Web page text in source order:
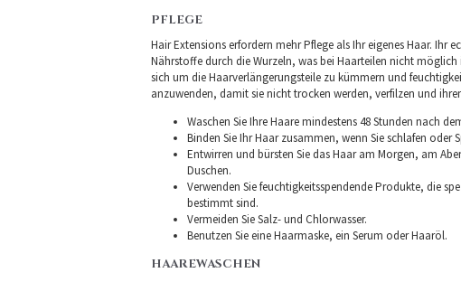
PFLEGE
Hair Extensions erfordern mehr Pflege als Ihr eigenes Haar. Ihr
Nährstoffe durch die Wurzeln, was bei Haarteilen nicht möglich
sich um die Haarverlängerungsteile zu kümmern und
anzuwenden, damit sie nicht trocken werden, verfilzen und
Waschen Sie Ihre Haare mindestens 48 Stunden nach
Binden Sie Ihr Haar zusammen, wenn Sie schlafen oder
Entwirren und bürsten Sie das Haar am Morgen, am
Duschen.
Verwenden Sie feuchtigkeitsspendende Produkte, die
bestimmt sind.
Vermeiden Sie Salz- und Chlorwasser.
Benutzen Sie eine Haarmaske, ein Serum oder Haaröl.
HAAREWASCHEN